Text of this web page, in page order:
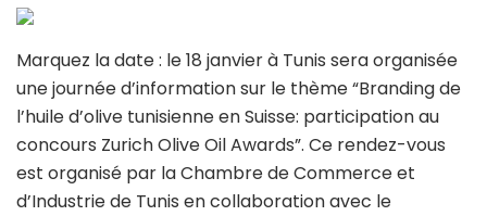
Marquez la date : le 18 janvier à Tunis sera organisée
une journée d’information sur le thème “Branding de
l’huile d’olive tunisienne en Suisse: participation au
concours Zurich Olive Oil Awards”. Ce rendez-vous
est organisé par la Chambre de Commerce et
d’Industrie de Tunis en collaboration avec le